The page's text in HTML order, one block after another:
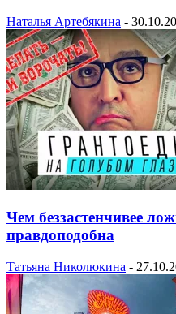
Наталья Артебякина -
Чем беззастенчивее
правдоподобна
Татьяна Николюкина -